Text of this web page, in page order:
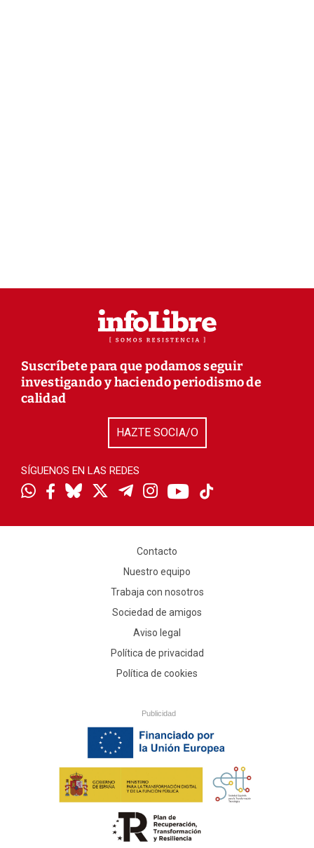
Suscríbete para que podamos seguir
investigando y haciendo periodismo de
calidad
HAZTE SOCIA/O
SÍGUENOS EN LAS REDES
Contacto
Nuestro equipo
Trabaja con nosotros
Sociedad de amigos
Aviso legal
Política de privacidad
Política de cookies
Publicidad